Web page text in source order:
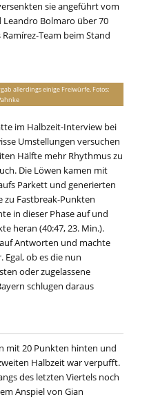
sie angeführt vom
Leandro Bolmaro über 70
Team beim Stand
allerdings einige Freiwürfe. Fotos:
im Halbzeit-Interview bei
Umstellungen versuchen
Hälfte mehr Rhythmus zu
Die Löwen kamen mit
Parkett und generierten
zu Fastbreak-Punkten
in dieser Phase auf und
heran (40:47, 23. Min.).
Antworten und machte
Egal, ob es die nun
oder zugelassene
schlugen daraus
mit 20 Punkten hinten und
Halbzeit war verpufft.
des letzten Viertels noch
Anspiel von Gian